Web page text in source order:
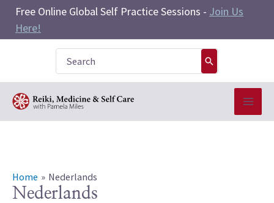
Skip
content
Free Online Global Self Practice Sessions - Join Us
Here!
for:
Home Nederlands
Nederlands